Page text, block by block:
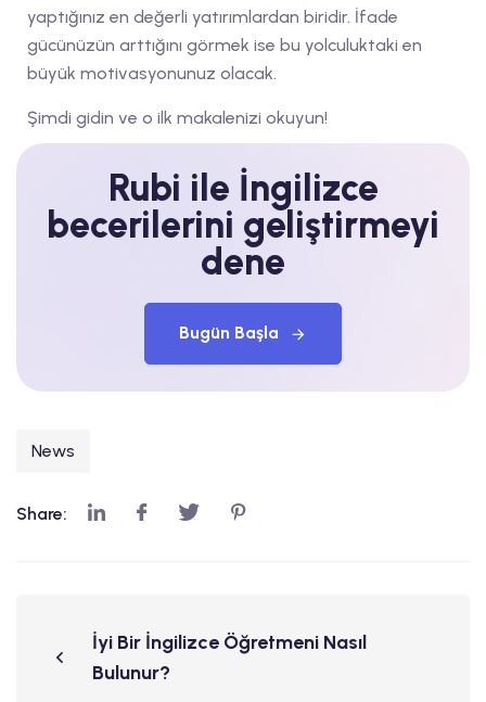
yaptığınız en değerli yatırımlardan biridir. İfade
gücünüzün arttığını görmek ise bu yolculuktaki en
büyük motivasyonunuz olacak.
Şimdi gidin ve o ilk makalenizi okuyun!
Rubi ile İngilizce
becerilerini geliştirmeyi
dene
Bugün Başla
News
Share:
İyi Bir İngilizce Öğretmeni Nasıl
Bulunur?